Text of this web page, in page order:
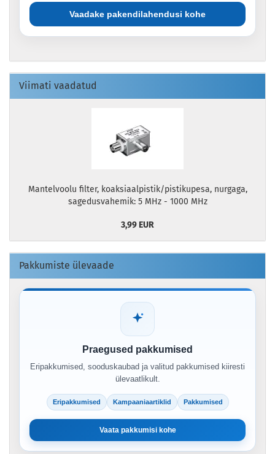
Vaadake pakendilahendusi kohe
Viimati vaadatud
Mantelvoolu filter, koaksiaalpistik/pistikupesa, nurgaga,
sagedusvahemik: 5 MHz - 1000 MHz
3,99 EUR
Pakkumiste ülevaade
Praegused pakkumised
Eripakkumised, sooduskaubad ja valitud pakkumised kiiresti
ülevaatlikult.
Eripakkumised Kampaaniaartiklid Pakkumised
Vaata pakkumisi kohe